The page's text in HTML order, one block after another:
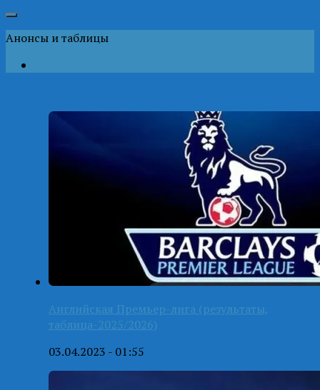
Анонсы и таблицы
Английская Премьер-лига (результаты,
таблица-2025/2026)
03.04.2023 - 01:55